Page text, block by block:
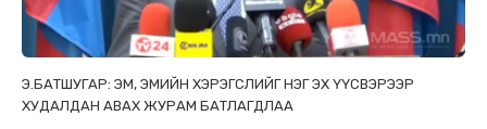
Э.БАТШУГАР: ЭМ, ЭМИЙН ХЭРЭГСЛИЙГ НЭГ ЭХ ҮҮСВЭРЭЭР
ХУДАЛДАН АВАХ ЖУРАМ БАТЛАГДЛАА